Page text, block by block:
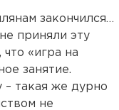
закончился…
приняли эту
«игра на
занятие.
– такая же дурно
не